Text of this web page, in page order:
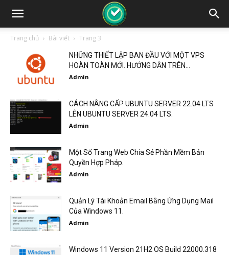
Trang chủ Bài viết Trang 3
NHỮNG THIẾT LẬP BAN ĐẦU VỚI MỘT VPS
HOÀN TOÀN MỚI. HƯỚNG DẪN TRÊN...
Admin
CÁCH NÂNG CẤP UBUNTU SERVER 22.04 LTS
LÊN UBUNTU SERVER 24.04 LTS.
Admin
Một Số Trang Web Chia Sẻ Phần Mềm Bản
Quyền Hợp Pháp.
Admin
Quản Lý Tài Khoản Email Bằng Ứng Dụng Mail
Của Windows 11.
Admin
Windows 11 Version 21H2 OS Build 22000.318